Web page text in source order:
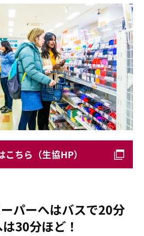
こちら（生協HP）
パーへはバスで20分
30分ほど！